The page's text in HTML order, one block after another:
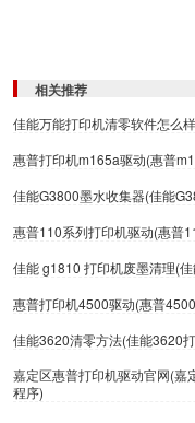
相关推荐
佳能万能打印机清零软件怎么
惠普打印机m165a驱动(惠普
佳能G3800墨水收集器(佳能
惠普110系列打印机驱动(惠普
佳能 g1810 打印机废墨清理(
惠普打印机4500驱动(惠普
佳能3620清零方法(佳能3620
嘉定区惠普打印机驱动官网(嘉
程序)